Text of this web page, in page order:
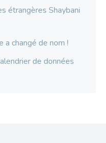
étrangères Shaybani
a changé de nom !
de données